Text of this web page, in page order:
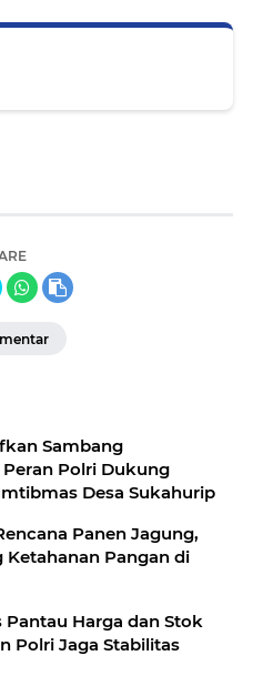
Sambang
Polri Dukung
Desa Sukahurip
Panen Jagung,
Pangan di
Pantau Harga dan Stok
Polri Jaga Stabilitas